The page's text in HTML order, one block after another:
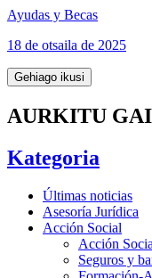
Ayudas y Becas
18 de otsaila de 2025
Gehiago ikusi
AURKITU
Kategoria
Últimas noticias
Asesoría Jurídica
Acción Social
Acción
Seguros y